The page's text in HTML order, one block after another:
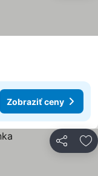
Zobraziť ceny
Zdieľať